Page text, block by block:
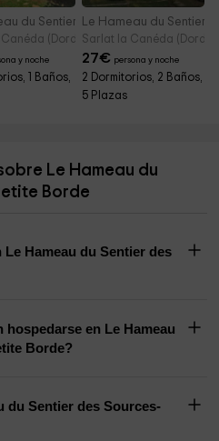
Maison mon Père
du Sentier des Sources- Métairie
(Dordoña)
y noche
1 Baños,
Le Hameau du Sentier
Sarlat la Canéda
27€ persona y noche
2 Dormitorios, 2 Baños,
5 Plazas
Le Hameau du
Borde
Hameau du Sentier des
en Le Hameau
Borde?
du Sentier des Sources-